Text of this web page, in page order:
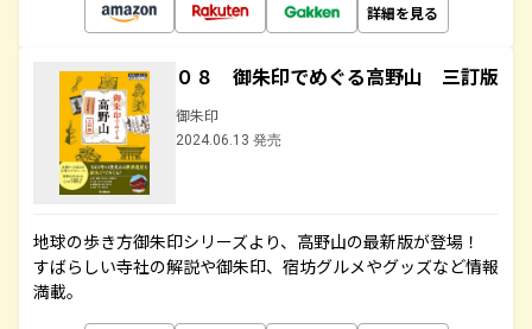
詳細を見る
０８ 御朱印でめぐる高野山 三訂版
御朱印
2024.06.13 発売
地球の歩き方御朱印シリーズより、高野山の最新版が登場！
すばらしい寺社の解説や御朱印、宿坊グルメやグッズなど情報
満載。